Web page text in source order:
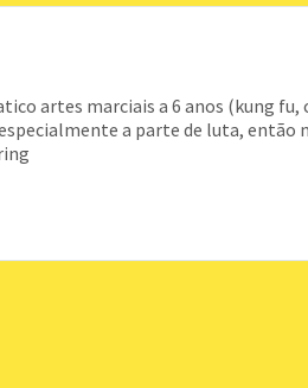
artes marciais a 6 anos (kung fu,
a parte de luta, então